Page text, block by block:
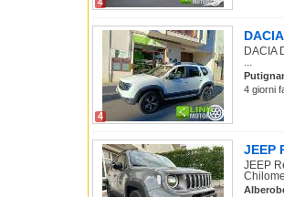
4
DACIA
...
4 giorni
JEEP
JEEP